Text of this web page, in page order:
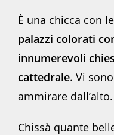
È una chicca con
palazzi colorati
innumerevoli
cattedrale. Vi
ammirare dall’alto.
Chissà quante